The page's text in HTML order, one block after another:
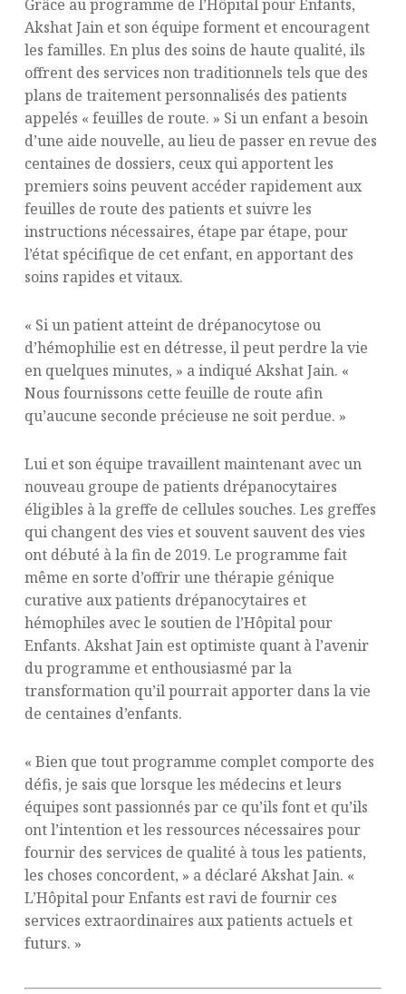
Grâce au programme de l’Hôpital pour Enfants,
Akshat Jain et son équipe forment et encouragent
les familles. En plus des soins de haute qualité, ils
offrent des services non traditionnels tels que des
plans de traitement personnalisés des patients
appelés « feuilles de route. » Si un enfant a besoin
d’une aide nouvelle, au lieu de passer en revue des
centaines de dossiers, ceux qui apportent les
premiers soins peuvent accéder rapidement aux
feuilles de route des patients et suivre les
instructions nécessaires, étape par étape, pour
l’état spécifique de cet enfant, en apportant des
soins rapides et vitaux.
« Si un patient atteint de drépanocytose ou
d’hémophilie est en détresse, il peut perdre la vie
en quelques minutes, » a indiqué Akshat Jain. «
Nous fournissons cette feuille de route afin
qu’aucune seconde précieuse ne soit perdue. »
Lui et son équipe travaillent maintenant avec un
nouveau groupe de patients drépanocytaires
éligibles à la greffe de cellules souches. Les greffes
qui changent des vies et souvent sauvent des vies
ont débuté à la fin de 2019. Le programme fait
même en sorte d’offrir une thérapie génique
curative aux patients drépanocytaires et
hémophiles avec le soutien de l’Hôpital pour
Enfants. Akshat Jain est optimiste quant à l’avenir
du programme et enthousiasmé par la
transformation qu’il pourrait apporter dans la vie
de centaines d’enfants.
« Bien que tout programme complet comporte des
défis, je sais que lorsque les médecins et leurs
équipes sont passionnés par ce qu’ils font et qu’ils
ont l’intention et les ressources nécessaires pour
fournir des services de qualité à tous les patients,
les choses concordent, » a déclaré Akshat Jain. «
L’Hôpital pour Enfants est ravi de fournir ces
services extraordinaires aux patients actuels et
futurs. »